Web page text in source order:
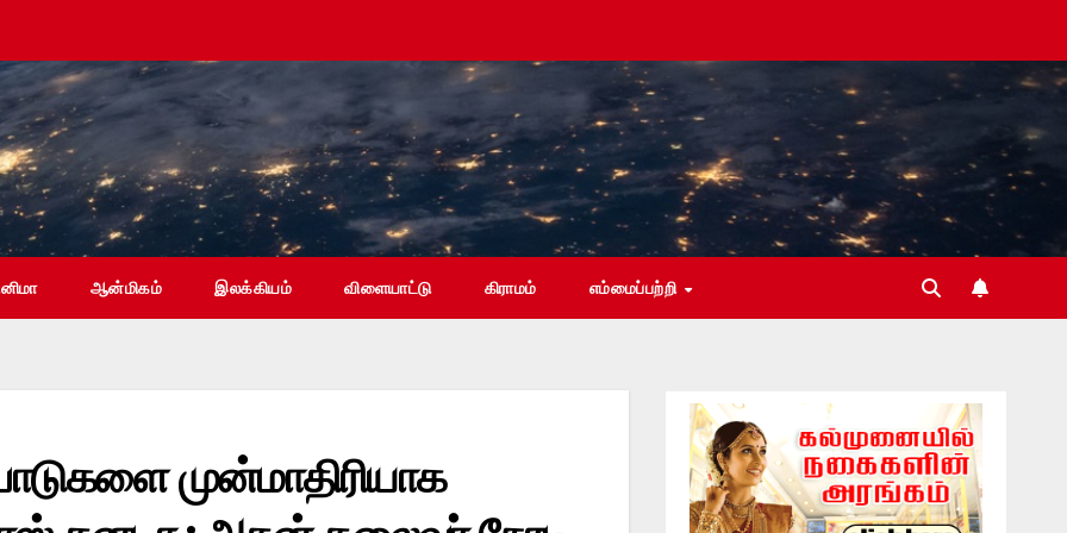
ஆன்மிகம் இலக்கியம் விளையாட்டு கிராமம் எம்மைப்பற்றி
முன்மாதிரியாக